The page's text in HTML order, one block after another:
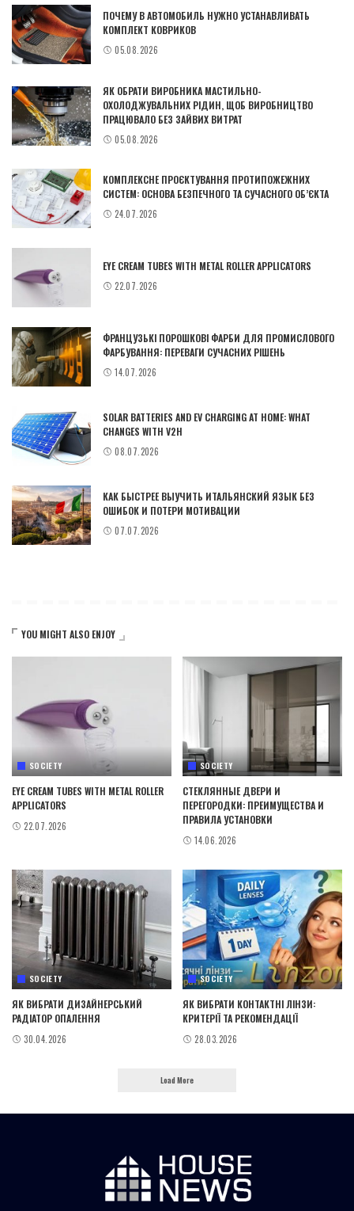
ПОЧЕМУ В АВТОМОБИЛЬ НУЖНО УСТАНАВЛИВАТЬ
КОМПЛЕКТ КОВРИКОВ
05.08.2026
ЯК ОБРАТИ ВИРОБНИКА МАСТИЛЬНО-
ОХОЛОДЖУВАЛЬНИХ РІДИН, ЩОБ ВИРОБНИЦТВО
ПРАЦЮВАЛО БЕЗ ЗАЙВИХ ВИТРАТ
05.08.2026
КОМПЛЕКСНЕ ПРОЄКТУВАННЯ ПРОТИПОЖЕЖНИХ
СИСТЕМ: ОСНОВА БЕЗПЕЧНОГО ТА СУЧАСНОГО ОБ’ЄКТА
24.07.2026
EYE CREAM TUBES WITH METAL ROLLER APPLICATORS
22.07.2026
ФРАНЦУЗЬКІ ПОРОШКОВІ ФАРБИ ДЛЯ ПРОМИСЛОВОГО
ФАРБУВАННЯ: ПЕРЕВАГИ СУЧАСНИХ РІШЕНЬ
14.07.2026
SOLAR BATTERIES AND EV CHARGING AT HOME: WHAT
CHANGES WITH V2H
08.07.2026
КАК БЫСТРЕЕ ВЫУЧИТЬ ИТАЛЬЯНСКИЙ ЯЗЫК БЕЗ
ОШИБОК И ПОТЕРИ МОТИВАЦИИ
07.07.2026
YOU MIGHT ALSO ENJOY
SOCIETY
EYE CREAM TUBES WITH METAL ROLLER
APPLICATORS
22.07.2026
SOCIETY
СТЕКЛЯННЫЕ ДВЕРИ И
ПЕРЕГОРОДКИ: ПРЕИМУЩЕСТВА И
ПРАВИЛА УСТАНОВКИ
14.06.2026
SOCIETY
ЯК ВИБРАТИ ДИЗАЙНЕРСЬКИЙ
РАДІАТОР ОПАЛЕННЯ
30.04.2026
SOCIETY
ЯК ВИБРАТИ КОНТАКТНІ ЛІНЗИ:
КРИТЕРІЇ ТА РЕКОМЕНДАЦІЇ
28.03.2026
Load More